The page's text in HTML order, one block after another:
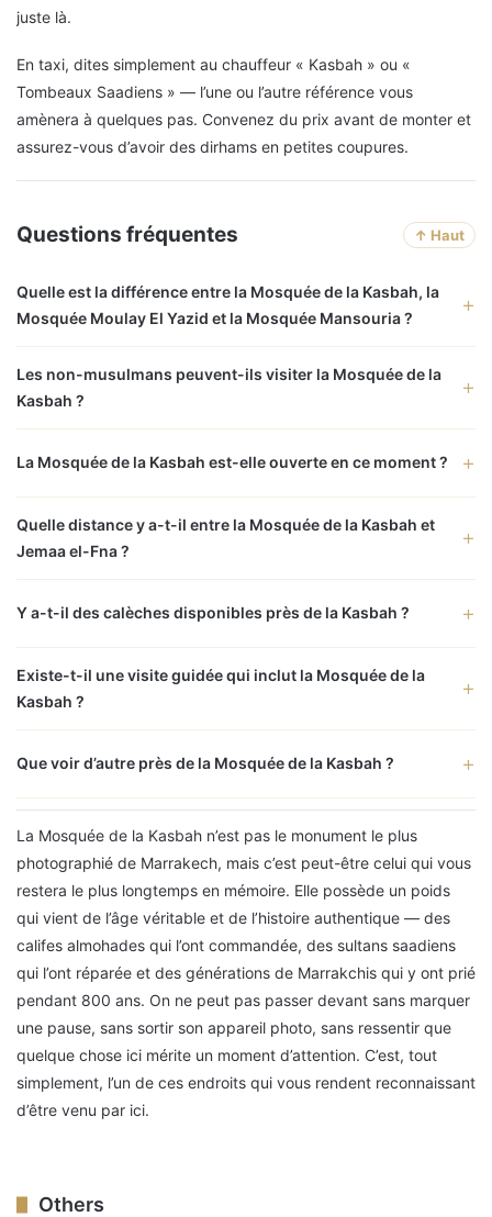
juste là.
En taxi, dites simplement au chauffeur « Kasbah » ou «
Tombeaux Saadiens » — l’une ou l’autre référence vous
amènera à quelques pas. Convenez du prix avant de monter et
assurez-vous d’avoir des dirhams en petites coupures.
Questions fréquentes ↑ Haut
Quelle est la différence entre la Mosquée de la Kasbah, la
Mosquée Moulay El Yazid et la Mosquée Mansouria ?
Les non-musulmans peuvent-ils visiter la Mosquée de la
Kasbah ?
La Mosquée de la Kasbah est-elle ouverte en ce moment ?
Quelle distance y a-t-il entre la Mosquée de la Kasbah et
Jemaa el-Fna ?
Y a-t-il des calèches disponibles près de la Kasbah ?
Existe-t-il une visite guidée qui inclut la Mosquée de la
Kasbah ?
Que voir d’autre près de la Mosquée de la Kasbah ?
La Mosquée de la Kasbah n’est pas le monument le plus
photographié de Marrakech, mais c’est peut-être celui qui vous
restera le plus longtemps en mémoire. Elle possède un poids
qui vient de l’âge véritable et de l’histoire authentique — des
califes almohades qui l’ont commandée, des sultans saadiens
qui l’ont réparée et des générations de Marrakchis qui y ont prié
pendant 800 ans. On ne peut pas passer devant sans marquer
une pause, sans sortir son appareil photo, sans ressentir que
quelque chose ici mérite un moment d’attention. C’est, tout
simplement, l’un de ces endroits qui vous rendent reconnaissant
d’être venu par ici.
Others